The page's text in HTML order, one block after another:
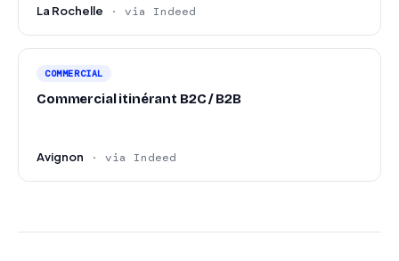
La Rochelle · via Indeed
COMMERCIAL
Commercial itinérant B2C / B2B
Avignon · via Indeed